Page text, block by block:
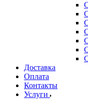
Доставка
Оплата
Контакты
Услуги